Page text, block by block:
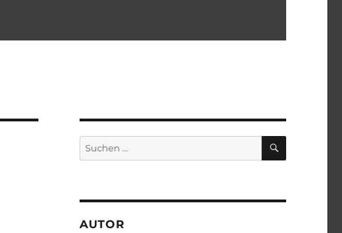
Suchen
nach:
SUCHEN
AUTOR